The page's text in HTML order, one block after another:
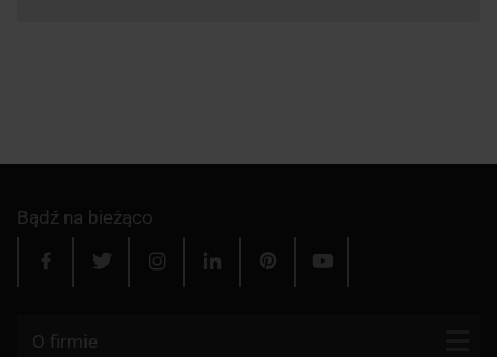
Bądź na bieżąco
O firmie